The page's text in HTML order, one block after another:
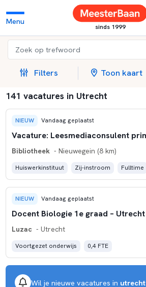
Menu
sinds 1999
Filters Toon kaart
141 vacatures in Utrecht
NIEUW Vandaag geplaatst
Bibliotheek - Nieuwegein (8 km)
Huiswerkinstituut Zij-instroom Fulltime
NIEUW Vandaag geplaatst
Luzac - Utrecht
Voortgezet onderwijs 0,4 FTE
Wil je nieuwe vacatures in utrecht